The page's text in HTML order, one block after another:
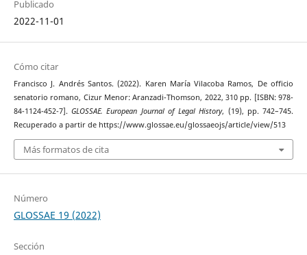
Publicado
2022-11-01
Cómo citar
Francisco J. Andrés Santos. (2022). Karen María Vilacoba Ramos, De officio
senatorio romano, Cizur Menor: Aranzadi-Thomson, 2022, 310 pp. [ISBN: 978-
84-1124-452-7].GLOSSAE. European Journal of Legal History, (19), pp. 742–745.
Recuperado a partir de https://www.glossae.eu/glossaeojs/article/view/513
Más formatos de cita
Número
GLOSSAE 19 (2022)
Sección